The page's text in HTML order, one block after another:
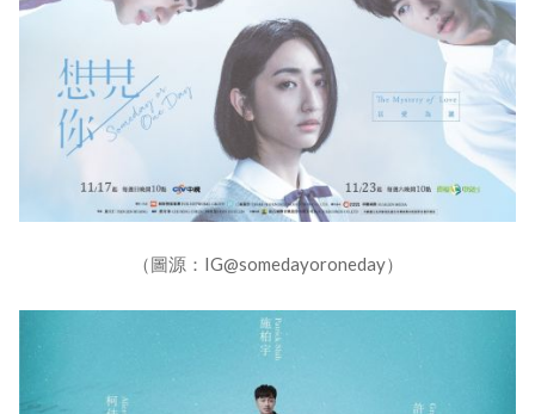
（圖源：IG@somedayoroneday）